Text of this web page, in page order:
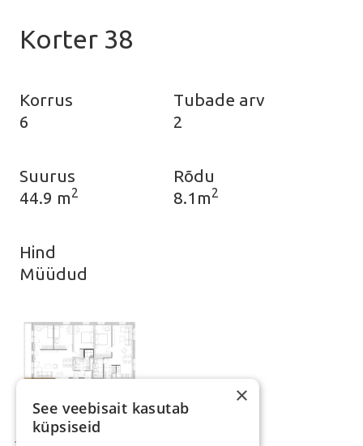
Korter 38
Korrus
6
Tubade arv
2
Suurus
44.9 m2
Rõdu
8.1m2
Hind
Müüdud
×
See veebisait kasutab
küpsiseid